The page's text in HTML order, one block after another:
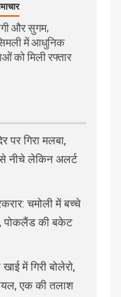
और सुगम,
में आधुनिक
को मिली रफ्तार
पर गिरा मलबा,
नीचे लेकिन अलर्ट
चमोली में बच्चे
पोकलैंड की बकेट
में गिरी बोलेरो,
एक की तलाश